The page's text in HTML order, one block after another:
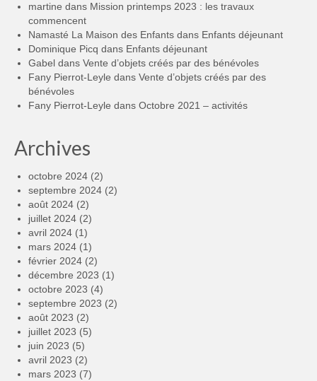
martine dans Mission printemps 2023 : les travaux
commencent
Namasté La Maison des Enfants dans Enfants déjeunant
Dominique Picq dans Enfants déjeunant
Gabel dans Vente d’objets créés par des bénévoles
Fany Pierrot-Leyle dans Vente d’objets créés par des
bénévoles
Fany Pierrot-Leyle dans Octobre 2021 – activités
Archives
octobre 2024 (2)
septembre 2024 (2)
août 2024 (2)
juillet 2024 (2)
avril 2024 (1)
mars 2024 (1)
février 2024 (2)
décembre 2023 (1)
octobre 2023 (4)
septembre 2023 (2)
août 2023 (2)
juillet 2023 (5)
juin 2023 (5)
avril 2023 (2)
mars 2023 (7)